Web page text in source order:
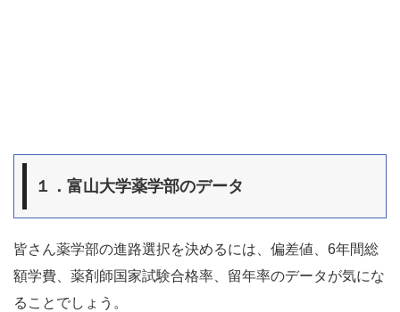
１．富山大学薬学部のデータ
皆さん薬学部の進路選択を決めるには、偏差値、6年間総
額学費、薬剤師国家試験合格率、留年率のデータが気にな
ることでしょう。